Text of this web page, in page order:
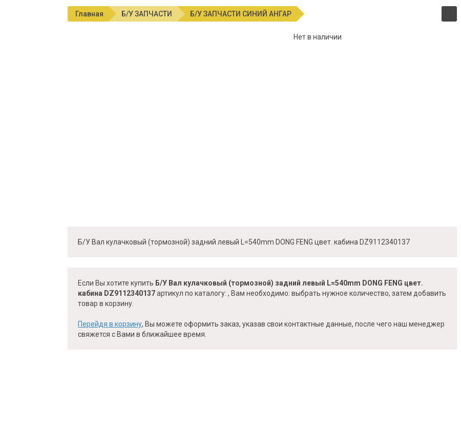
Главная Б/У ЗАПЧАСТИ Б/У ЗАПЧАСТИ СИНИЙ АНГАР
Нет в наличии
Б/У Вал кулачковый (тормозной) задний левый L=540mm DONG FENG цвет. кабина DZ9112340137
Если Вы хотите купить Б/У Вал кулачковый (тормозной) задний левый L=540mm DONG FENG цвет.
кабина DZ9112340137артикул по каталогу: , Вам необходимо: выбрать нужное количество, затем добавить
товар в корзину.
Перейдя в корзину, Вы можете оформить заказ, указав свои контактные данные, после чего наш менеджер
свяжется с Вами в ближайшее время.